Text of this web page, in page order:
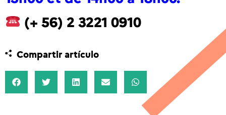
(+ 56) 2 3221 0910
Compartir artículo